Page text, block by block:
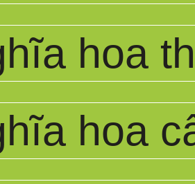
hoa
hoa